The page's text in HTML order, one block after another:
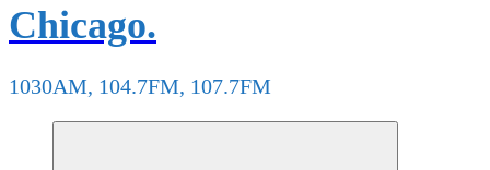
Chicago.
1030AM, 104.7FM, 107.7FM